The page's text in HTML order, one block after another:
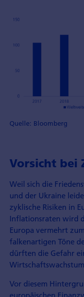
Quelle: Bloomberg
Vorsicht bei
Weil sich die
und der Ukraine
zyklische Risiken in
Inflationsraten wird
Europa vermehrt
falkenartigen Töne
dürften die Gefahr
Vor diesem
europäischen